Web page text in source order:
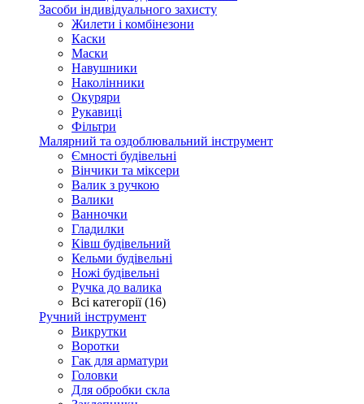
Засоби індивідуального захисту
Жилети і комбінезони
Каски
Маски
Навушники
Наколінники
Окуряри
Рукавиці
Фільтри
Малярний та оздоблювальний інструмент
Ємності будівельні
Вінчики та міксери
Валик з ручкою
Валики
Ванночки
Гладилки
Ківш будівельний
Кельми будівельні
Ножі будівельні
Ручка до валика
Всі категорії (16)
Ручний інструмент
Викрутки
Воротки
Гак для арматури
Головки
Для обробки скла